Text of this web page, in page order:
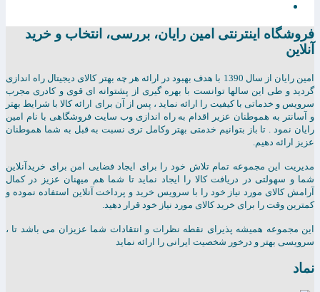
فروشگاه اینترنتی امين رايان، بررسی، انتخاب و خرید
آنلاین
امين رايان از سال 1390 با هدف بهبود در ارائه هر چه بهتر کالای دیجیتال راه اندازی
گردید و طی این سالها توانست با بهره گیری از پشتوانه ای قوی و کادری مجرب
سرویس و خدماتی با کیفیت را ارائه نماید ، پس از آن برای ارائه کالا با شرایط بهتر
و آسانتر به هموطنان عزیر اقدام به راه اندازی وب سایت فروشگاهی با نام امین
رایان نمود . تا باز بتوانیم خدمتی بهتر وکامل تری نسبت به قبل به شما هموطنان
عزیز ارائه دهیم.
مدیریت این مجموعه تمام تلاش خود را برای ایجاد فضایی امن برای خریدآنلاین
شما و سهولتی در دریافت کالا را ایجاد نماید تا شما هم میهنان عزیز در کمال
آرامش کالای مورد نیاز خود را با سرویس خرید و پرداخت آنلاین استفاده نموده و
کمترین وقت را برای خرید کالای مورد نیاز خود قرار دهید.
این مجموعه همیشه پذیرای نقطه نظرات و انتقادات شما عزیزان می باشد تا ،
سرویسی بهتر و درخور شخصیت ایرانی را ارائه نماید
نماد